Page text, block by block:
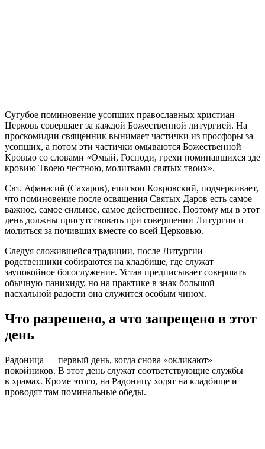
Сугубое поминовение усопших православных христиан
Церковь совершает за каждой Божественной литургией. На
проскомидии священник вынимает частички из просфоры за
усопших, а потом эти частички омываются Божественной
Кровью со словами «Омый, Господи, грехи поминавшихся зде
кровию Твоею честною, молитвами святых твоих».
Свт. Афанасий (Сахаров), епископ Ковровский, подчеркивает,
что поминовение после освящения Святых Даров есть самое
важное, самое сильное, самое действенное. Поэтому мы в этот
день должны присутствовать при совершении Литургии и
молиться за почивших вместе со всей Церковью.
Следуя сложившейся традиции, после Литургии
родственники собираются на кладбище, где служат
заупокойное богослужение. Устав предписывает совершать
обычную панихиду, но на практике в знак большой
пасхальной радости она служится особым чином.
Что разрешено, а что запрещено в этот
день
Радоница — первый день, когда снова «окликают»
покойников. В этот день служат соответствующие службы
в храмах. Кроме этого, на Радоницу ходят на кладбище и
проводят там поминальные обеды.